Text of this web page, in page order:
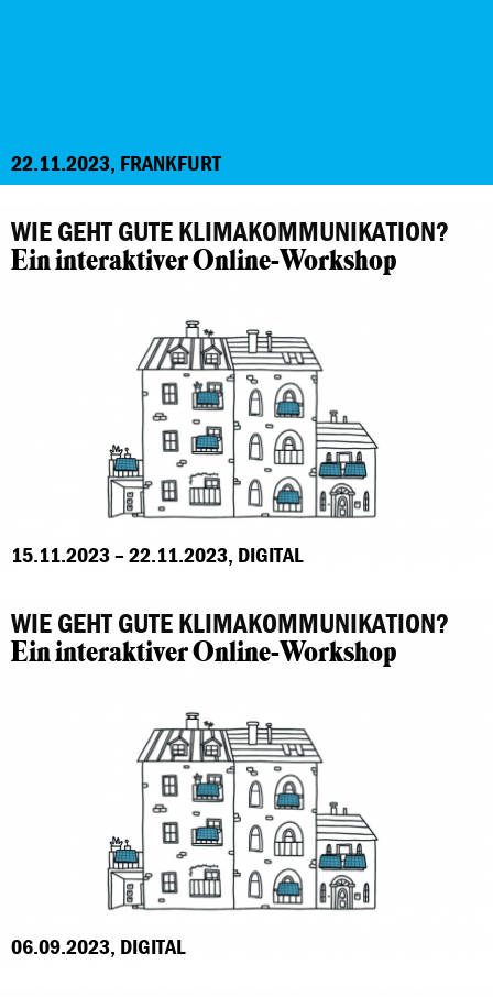
22.11.2023, FRANKFURT
WIE GEHT GUTE KLIMAKOMMUNIKATION?
Ein interaktiver Online-Workshop
15.11.2023 – 22.11.2023, DIGITAL
WIE GEHT GUTE KLIMAKOMMUNIKATION?
Ein interaktiver Online-Workshop
06.09.2023, DIGITAL